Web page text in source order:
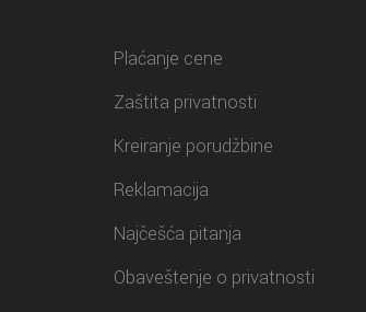
Plaćanje cene
Zaštita privatnosti
Kreiranje porudžbine
Reklamacija
Najčešća pitanja
Obaveštenje o privatnosti